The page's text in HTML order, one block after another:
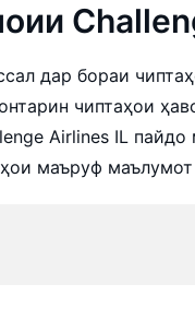
дар бораи
чиптаҳои
Airlines IL
маъруф